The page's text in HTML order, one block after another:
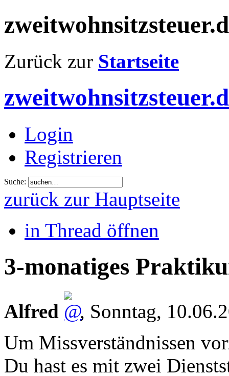
Zurück zur Startseite
Login
Registrieren
Suche:
zurück zur Hauptseite
in Thread öffnen
3-monatiges
Alfred , Sonntag,
Um Missverständnissen
Du hast es mit zwei